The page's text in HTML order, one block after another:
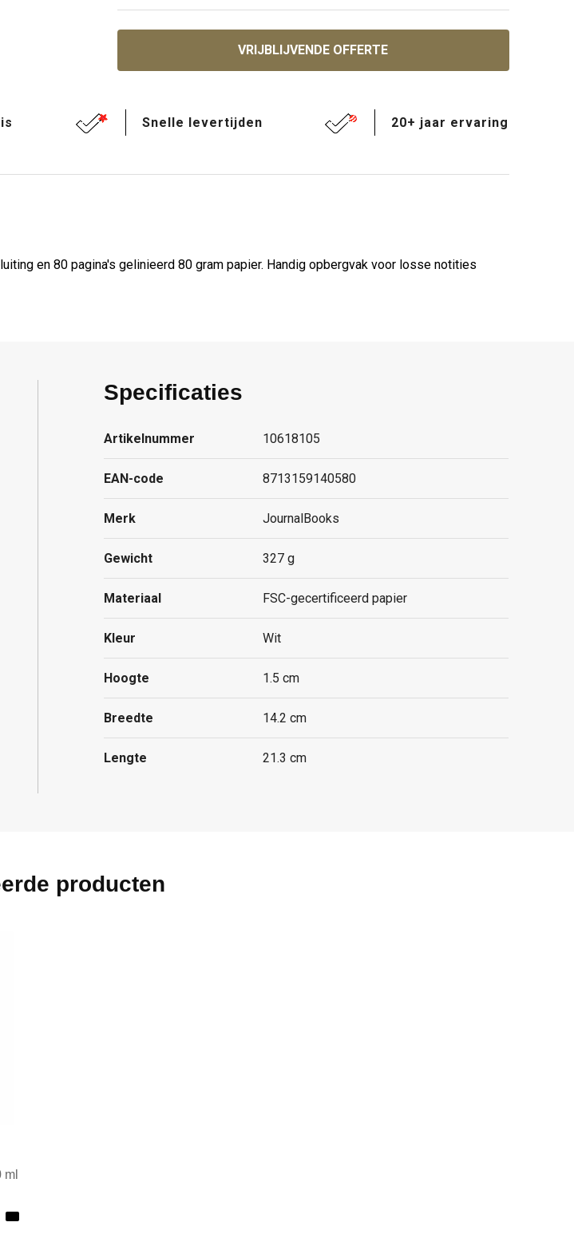
VRIJBLIJVENDE OFFERTE
Snelle levertijden 20+ jaar ervaring
en 80 pagina's gelinieerd 80 gram papier. Handig opbergvak voor losse notities
Specificaties
Artikelnummer 10618105
EAN-code 8713159140580
Merk JournalBooks
Gewicht 327 g
Materiaal FSC-gecertificeerd papier
Kleur Wit
Hoogte 1.5 cm
Breedte 14.2 cm
Lengte 21.3 cm
producten